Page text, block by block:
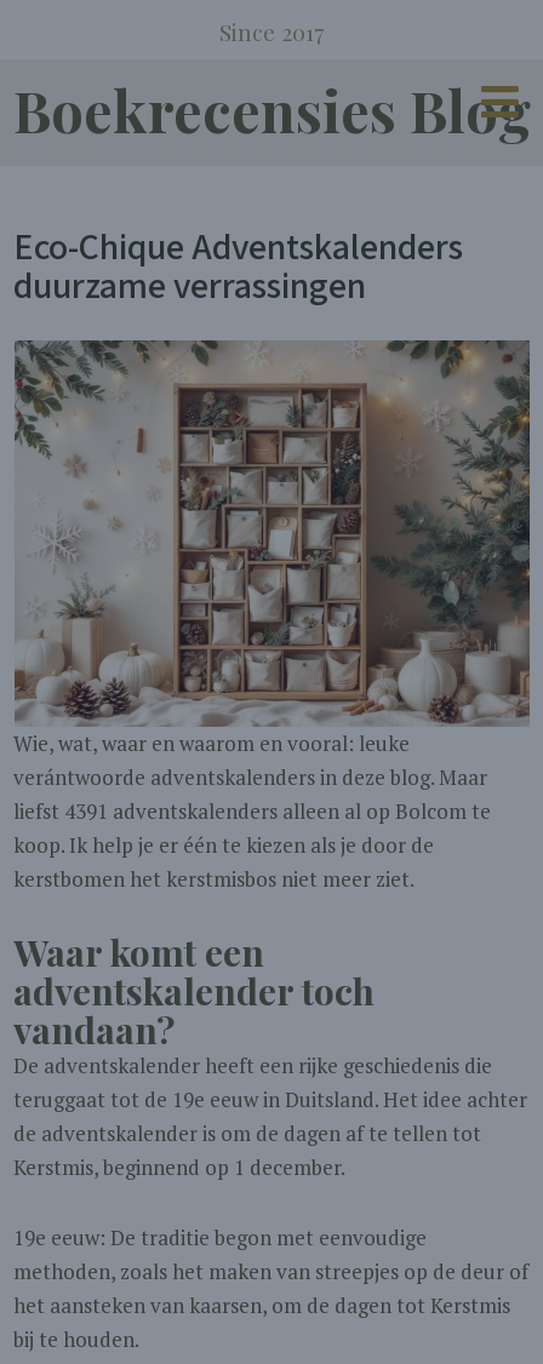
Since 2017
Boekrecensies Blog
Eco-Chique Adventskalenders
duurzame verrassingen
Wie, wat, waar en waarom en vooral: leuke
verántwoorde adventskalenders in deze blog. Maar
liefst 4391 adventskalenders alleen al op Bolcom te
koop. Ik help je er één te kiezen als je door de
kerstbomen het kerstmisbos niet meer ziet.
Waar komt een
adventskalender toch
vandaan?
De adventskalender heeft een rijke geschiedenis die
teruggaat tot de 19e eeuw in Duitsland. Het idee achter
de adventskalender is om de dagen af te tellen tot
Kerstmis, beginnend op 1 december.
19e eeuw: De traditie begon met eenvoudige
methoden, zoals het maken van streepjes op de deur of
het aansteken van kaarsen, om de dagen tot Kerstmis
bij te houden.